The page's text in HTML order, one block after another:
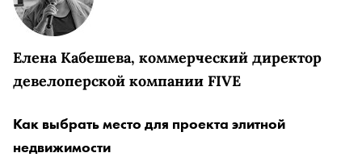
Елена Кабешева, коммерческий директор
девелоперской компании FIVE
Как выбрать место для проекта элитной
недвижимости